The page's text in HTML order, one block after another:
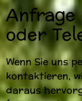
Anfrage
oder
Wenn Sie uns
kontaktieren,
daraus